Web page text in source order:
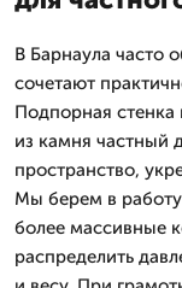
В Барнаула часто
сочетают
Подпорная стенка
из камня частный
пространство,
Мы берем в
более массивные
распределить